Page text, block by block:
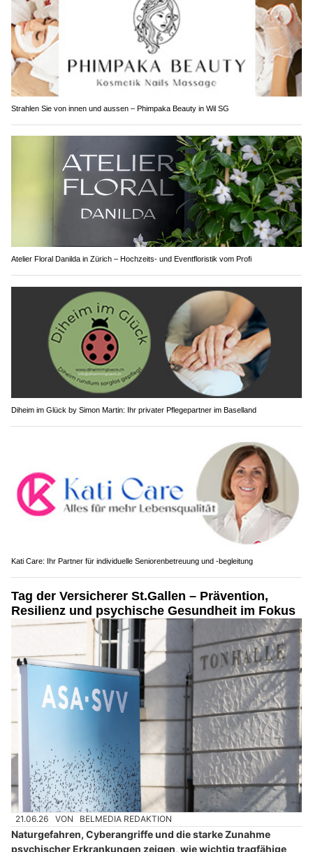
Strahlen Sie von innen und aussen – Phimpaka Beauty in Wil SG
Atelier Floral Danilda in Zürich – Hochzeits- und Eventfloristik vom Profi
Diheim im Glück by Simon Martin: Ihr privater Pflegepartner im Baselland
Kati Care: Ihr Partner für individuelle Seniorenbetreuung und -begleitung
Tag der Versicherer St.Gallen – Prävention,
Resilienz und psychische Gesundheit im Fokus
21.06.26 VON BELMEDIA REDAKTION
Naturgefahren, Cyberangriffe und die starke Zunahme
psychischer Erkrankungen zeigen, wie wichtig tragfähige